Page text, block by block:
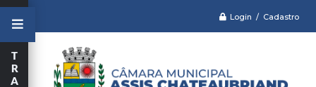
Login / Cadastro
T
R
A